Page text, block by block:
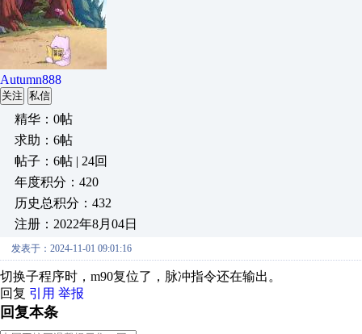
Autumn888
关注 私信
精华：0帖
求助：6帖
帖子：6帖 | 24回
年度积分：420
历史总积分：432
注册：2022年8月04日
发表于：2024-11-01 09:01:16
切换子程序时，m90复位了，脉冲指令还在输出。
回复 引用 举报
回复本条